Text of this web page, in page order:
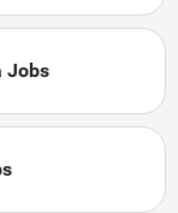
Jobs